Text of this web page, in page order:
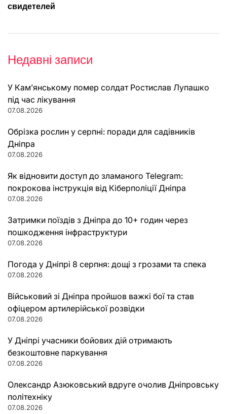
свидетелей
Недавні записи
У Кам’янському помер солдат Ростислав Лупашко
під час лікування
07.08.2026
Обрізка рослин у серпні: поради для садівників
Дніпра
07.08.2026
Як відновити доступ до зламаного Telegram:
покрокова інструкція від Кіберполіції Дніпра
07.08.2026
Затримки поїздів з Дніпра до 10+ годин через
пошкодження інфраструктури
07.08.2026
Погода у Дніпрі 8 серпня: дощі з грозами та спека
07.08.2026
Військовий зі Дніпра пройшов важкі бої та став
офіцером артилерійської розвідки
07.08.2026
У Дніпрі учасники бойових дій отримають
безкоштовне паркування
07.08.2026
Олександр Азюковський вдруге очолив Дніпровську
політехніку
07.08.2026